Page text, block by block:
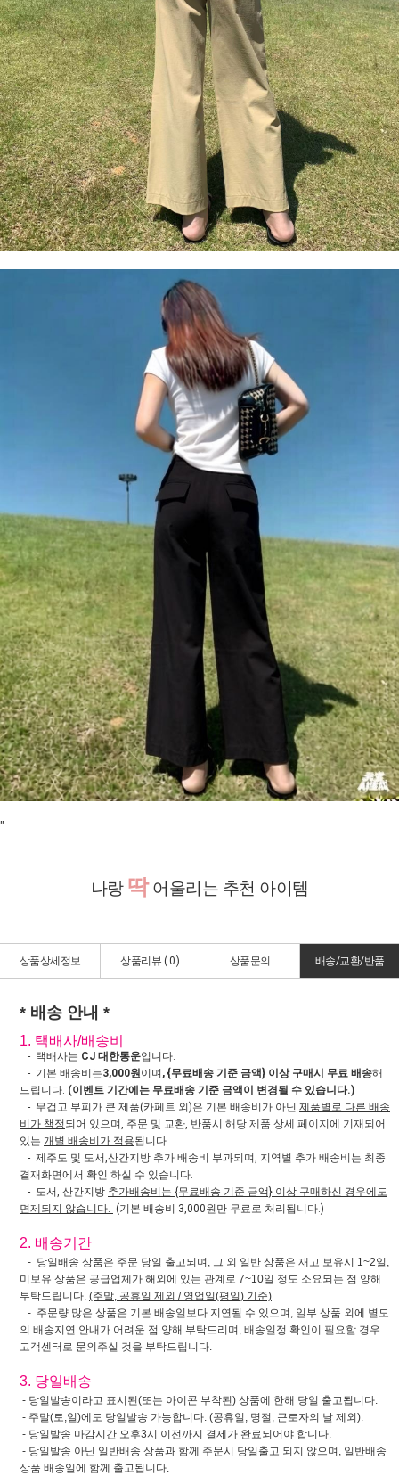
"
나랑 딱어울리는 추천 아이템
상품상세정보 상품리뷰 ( 0) 상품문의 배송/교환/반품
* 배송 안내 *
1. 택배사/배송비
- 택배사는 CJ 대한통운입니다.
- 기본 배송비는3,000원이며 , {무료배송 기준 금액} 이상 구매시 무료 배송해
드립니다. (이벤트 기간에는 무료배송 기준 금액이 변경될 수 있습니다.)
- 무겁고 부피가 큰 제품(카페트 외)은 기본 배송비가 아닌 제품별로 다른 배송
비가 책정되어 있으며, 주문 및 교환, 반품시 해당 제품 상세 페이지에 기재되어
있는 개별 배송비가 적용됩니다
- 제주도 및 도서,산간지방 추가 배송비 부과되며, 지역별 추가 배송비는 최종
결재화면에서 확인 하실 수 있습니다.
- 도서, 산간지방 추가배송비는 {무료배송 기준 금액} 이상 구매하신 경우에도
면제되지 않습니다. (기본 배송비 3,000원만 무료로 처리됩니다.)
2. 배송기간
- 당일배송 상품은 주문 당일 출고되며, 그 외 일반 상품은 재고 보유시 1~2일,
미보유 상품은 공급업체가 해외에 있는 관계로 7~10일 정도 소요되는 점 양해
부탁드립니다. (주말, 공휴일 제외 / 영업일(평일) 기준)
- 주문량 많은 상품은 기본 배송일보다 지연될 수 있으며, 일부 상품 외에 별도
의 배송지연 안내가 어려운 점 양해 부탁드리며, 배송일정 확인이 필요할 경우
고객센터로 문의주실 것을 부탁드립니다.
3. 당일배송
- 당일발송이라고 표시된(또는 아이콘 부착된) 상품에 한해 당일 출고됩니다.
- 주말(토,일)에도 당일발송 가능합니다. (공휴일, 명절, 근로자의 날 제외).
- 당일발송 마감시간 오후3시 이전까지 결제가 완료되어야 합니다.
- 당일발송 아닌 일반배송 상품과 함께 주문시 당일출고 되지 않으며, 일반배송
상품 배송일에 함께 출고됩니다.